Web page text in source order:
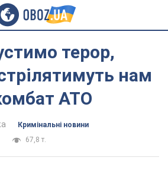
терор,
нам
АТО
Кримінальні новини
67,8 т.